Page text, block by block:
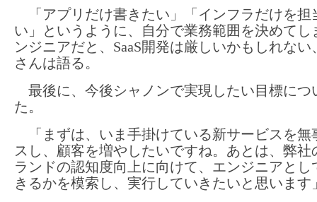
「アプリだけ書きたい」「インフラだけを担
い」というように、自分で業務範囲を決めてし
ンジニアだと、SaaS開発は厳しいかもしれない
さんは語る。
最後に、今後シャノンで実現したい目標につ
た。
「まずは、いま手掛けている新サービスを無
スし、顧客を増やしたいですね。あとは、弊社
ランドの認知度向上に向けて、エンジニアとし
きるかを模索し、実行していきたいと思います